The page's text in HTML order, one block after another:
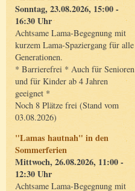
Sonntag, 23.08.2026, 15:00 -
16:30 Uhr
Achtsame Lama-Begegnung mit
kurzem Lama-Spaziergang für alle
Generationen.
* Barrierefrei * Auch für Senioren
und für Kinder ab 4 Jahren
geeignet *
Noch 8 Plätze frei (Stand vom
03.08.2026)
"Lamas hautnah" in den
Sommerferien
Mittwoch, 26.08.2026, 11:00 -
12:30 Uhr
Achtsame Lama-Begegnung mit